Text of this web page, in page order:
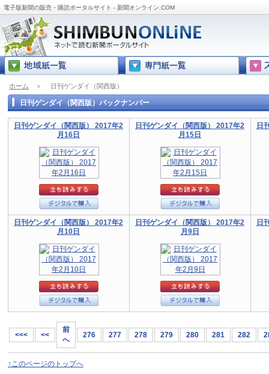
電子版新聞の販売・購読ポータルサイト - 新聞オンライン.COM
ホーム ＞ 日刊ゲンダイ（関西版）
日刊ゲンダイ（関西版）バックナンバー
日刊ゲンダイ（関西版） 2017年2
月16日
日刊ゲンダイ（関西版） 2017年2
月15日
日
日刊ゲンダイ（関西版） 2017年2
月10日
日刊ゲンダイ（関西版） 2017年2
月9日
日
<<< <<
前
へ
276 277 278 279 280 281 282
↑このページのトップへ